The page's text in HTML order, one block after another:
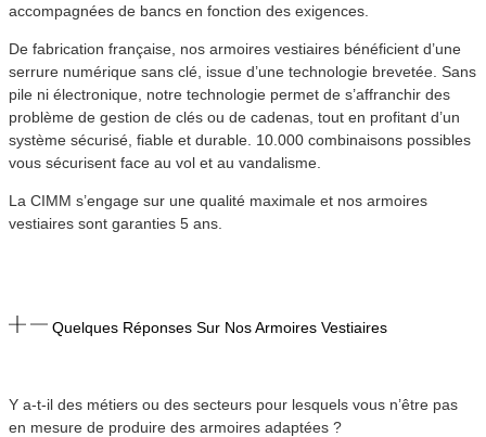
accompagnées de bancs en fonction des exigences.
De fabrication française, nos armoires vestiaires bénéficient d’une
serrure numérique sans clé, issue d’une technologie brevetée. Sans
pile ni électronique, notre technologie permet de s’affranchir des
problème de gestion de clés ou de cadenas, tout en profitant d’un
système sécurisé, fiable et durable. 10.000 combinaisons possibles
vous sécurisent face au vol et au vandalisme.
La CIMM s’engage sur une qualité maximale et nos armoires
vestiaires sont garanties 5 ans.
Quelques Réponses Sur Nos Armoires Vestiaires
Y a-t-il des métiers ou des secteurs pour lesquels vous n’être pas
en mesure de produire des armoires adaptées ?